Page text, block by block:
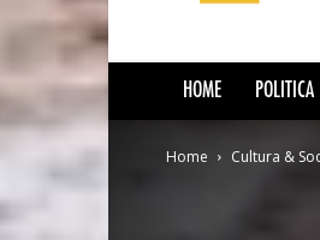
HOME POLITICA
Home Cultura &